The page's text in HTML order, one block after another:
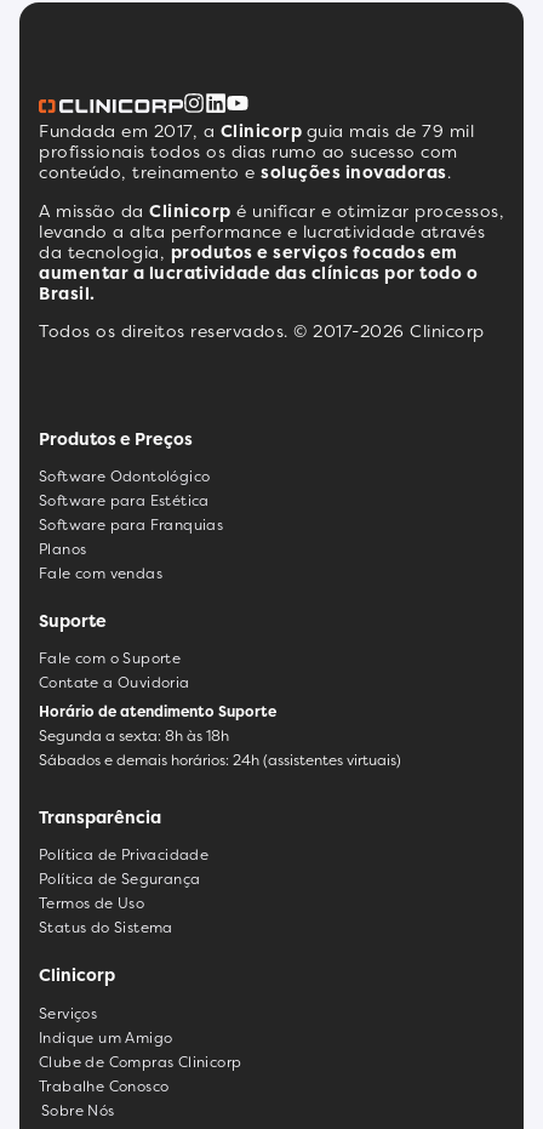
Fundada em 2017, a Clinicorp guia mais de 79 mil
profissionais todos os dias rumo ao sucesso com
conteúdo, treinamento e soluções inovadoras.
A missão da Clinicorp é unificar e otimizar processos,
levando a alta performance e lucratividade através
da tecnologia, produtos e serviços focados em
aumentar a lucratividade das clínicas por todo o
Brasil.
Todos os direitos reservados. © 2017-2026 Clinicorp
Produtos e Preços
Software Odontológico
Software para Estética
Software para Franquias
Planos
Fale com vendas
Suporte
Fale com o Suporte
Contate a Ouvidoria
Horário de atendimento Suporte
Segunda a sexta: 8h às 18h
Sábados e demais horários: 24h (assistentes virtuais)
Transparência
Política de Privacidade
Política de Segurança
Termos de Uso
Status do Sistema
Clinicorp
Serviços
Indique um Amigo
Clube de Compras Clinicorp
Trabalhe Conosco
Sobre Nós